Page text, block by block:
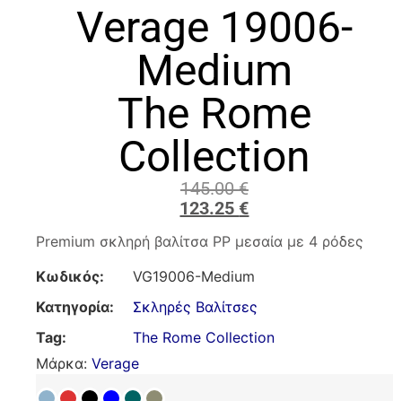
Verage 19006-
Medium
The Rome
Collection
145.00€
123.25 €
Premium σκληρή βαλίτσα PP μεσαία με 4 ρόδες
Κωδικός:
VG19006-Medium
Κατηγορία:
Σκληρές Βαλίτσες
Tag:
The Rome Collection
Μάρκα: Verage